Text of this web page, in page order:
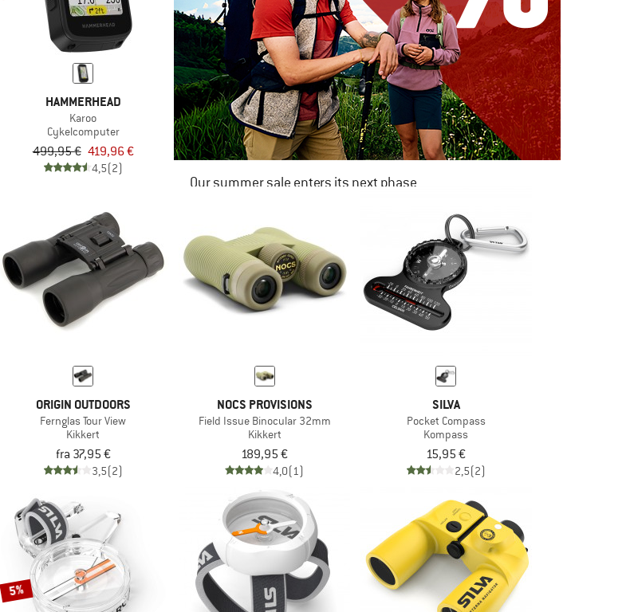
HAMMERHEAD
Karoo
Cykelcomputer
499,95 € 419,96 €
4,5(2)
Our summer sale enters its next phase
ORIGIN OUTDOORS
Fernglas Tour View
Kikkert
fra 37,95 €
3,5(2)
NOCS PROVISIONS
Field Issue Binocular 32mm
Kikkert
189,95 €
4,0(1)
SILVA
Pocket Compass
Kompass
15,95 €
2,5(2)
5%